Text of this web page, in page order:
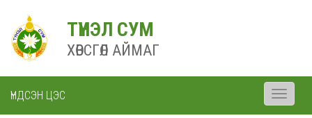
ТҮНЭЛ СУМ
ХӨВСГӨЛ АЙМАГ
ҮНДСЭН ЦЭС
Toggle